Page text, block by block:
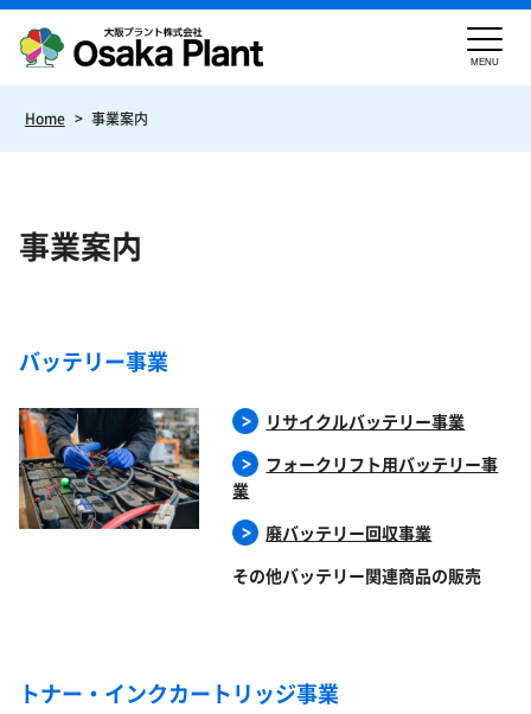
MENU
Home > 事業案内
事業案内
バッテリー事業​
リサイクルバッテリー事業
フォークリフト用バッテリー事
業
廃バッテリー回収事業
その他バッテリー関連商品の販売
トナー・インクカートリッジ事業